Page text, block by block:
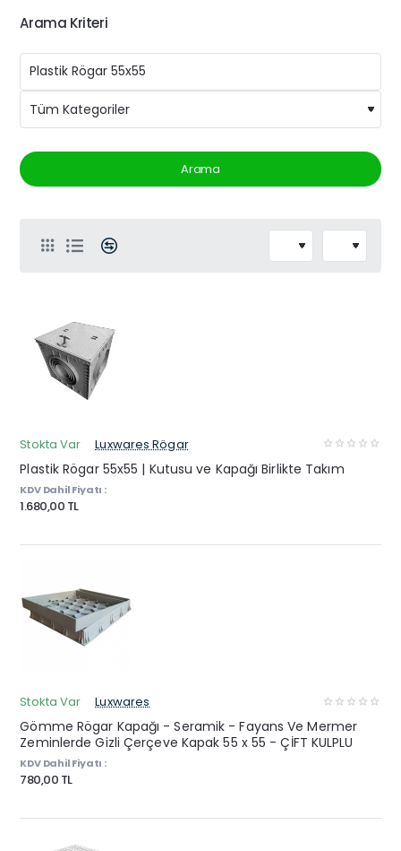
Arama Kriteri
Arama
Stokta Var Luxwares Rögar
Plastik Rögar 55x55 | Kutusu ve Kapağı Birlikte Takım
KDV Dahil Fiyatı :
1.680,00 TL
Stokta Var Luxwares
Gömme Rögar Kapağı - Seramik - Fayans Ve Mermer
Zeminlerde Gizli Çerçeve Kapak 55 x 55 - ÇİFT KULPLU
KDV Dahil Fiyatı :
780,00 TL